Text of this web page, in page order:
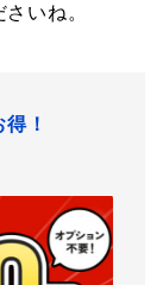
いね。
！